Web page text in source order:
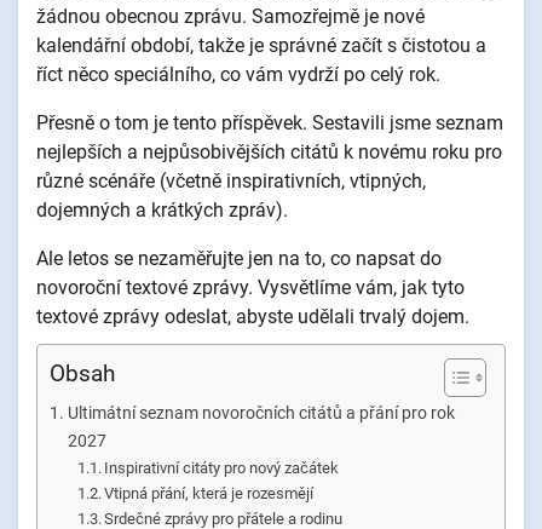
žádnou obecnou zprávu. Samozřejmě je nové
kalendářní období, takže je správné začít s čistotou a
říct něco speciálního, co vám vydrží po celý rok.
Přesně o tom je tento příspěvek. Sestavili jsme seznam
nejlepších a nejpůsobivějších citátů k novému roku pro
různé scénáře (včetně inspirativních, vtipných,
dojemných a krátkých zpráv).
Ale letos se nezaměřujte jen na to, co napsat do
novoroční textové zprávy. Vysvětlíme vám, jak tyto
textové zprávy odeslat, abyste udělali trvalý dojem.
Obsah
Ultimátní seznam novoročních citátů a přání pro rok
2027
Inspirativní citáty pro nový začátek
Vtipná přání, která je rozesmějí
Srdečné zprávy pro přátele a rodinu